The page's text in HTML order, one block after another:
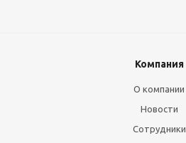
Компания
О компании
Новости
Сотрудники